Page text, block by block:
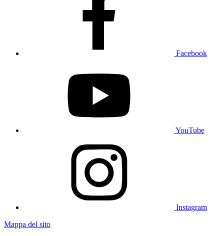
Facebook
YouTube
Instagram
Mappa del sito